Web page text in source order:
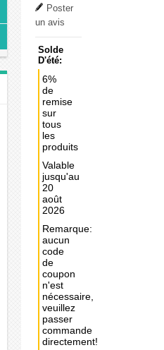
Poster
un avis
Solde
D'été:
6%
de
remise
sur
tous
les
produits
Valable
jusqu'au
20
août
2026
Remarque:
aucun
code
de
coupon
n'est
nécessaire,
veuillez
passer
commande
directement!